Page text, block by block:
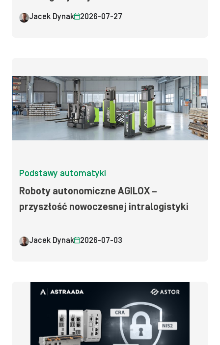
Jacek Dynak 2026-07-27
Podstawy automatyki
Roboty autonomiczne AGILOX –
przyszłość nowoczesnej intralogistyki
Jacek Dynak 2026-07-03